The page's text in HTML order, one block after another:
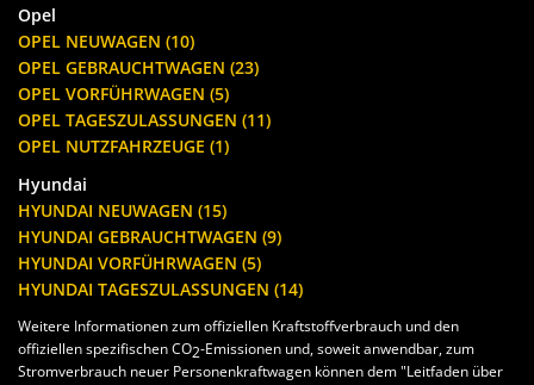
Opel
OPEL NEUWAGEN (10)
OPEL GEBRAUCHTWAGEN (23)
OPEL VORFÜHRWAGEN (5)
OPEL TAGESZULASSUNGEN (11)
OPEL NUTZFAHRZEUGE (1)
Hyundai
HYUNDAI NEUWAGEN (15)
HYUNDAI GEBRAUCHTWAGEN (9)
HYUNDAI VORFÜHRWAGEN (5)
HYUNDAI TAGESZULASSUNGEN (14)
Weitere Informationen zum offiziellen Kraftstoffverbrauch und den
offiziellen spezifischen CO2-Emissionen und, soweit anwendbar, zum
Stromverbrauch neuer Personenkraftwagen können dem "Leitfaden über